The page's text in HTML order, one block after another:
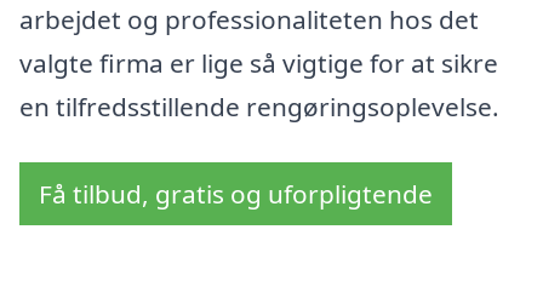
arbejdet og professionaliteten hos det
valgte firma er lige så vigtige for at sikre
en tilfredsstillende rengøringsoplevelse.
Få tilbud, gratis og uforpligtende